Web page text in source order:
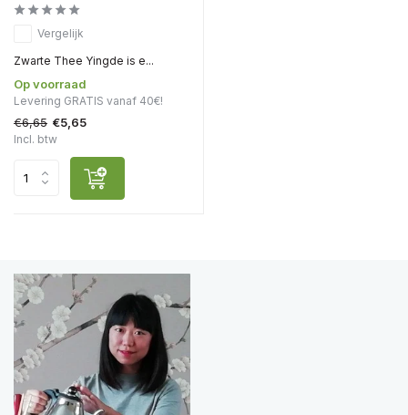
Vergelijk
Zwarte Thee Yingde is e...
Op voorraad
Levering GRATIS vanaf 40€!
€6,65 €5,65
Incl. btw